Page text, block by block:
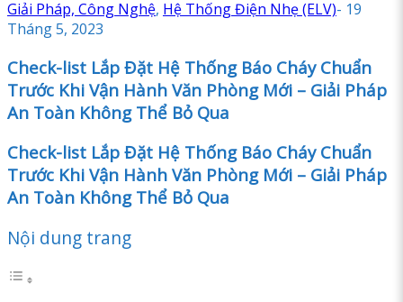
Giải Pháp, Công Nghệ, Hệ Thống Điện Nhẹ (ELV)- 19
Tháng 5, 2023
Check-list Lắp Đặt Hệ Thống Báo Cháy Chuẩn
Trước Khi Vận Hành Văn Phòng Mới – Giải Pháp
An Toàn Không Thể Bỏ Qua
Check-list Lắp Đặt Hệ Thống Báo Cháy Chuẩn
Trước Khi Vận Hành Văn Phòng Mới – Giải Pháp
An Toàn Không Thể Bỏ Qua
Nội dung trang